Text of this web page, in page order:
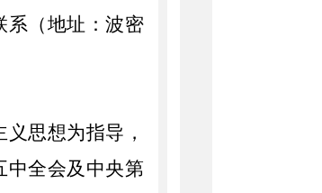
系（地址：波密
思想为指导，
中全会及中央第